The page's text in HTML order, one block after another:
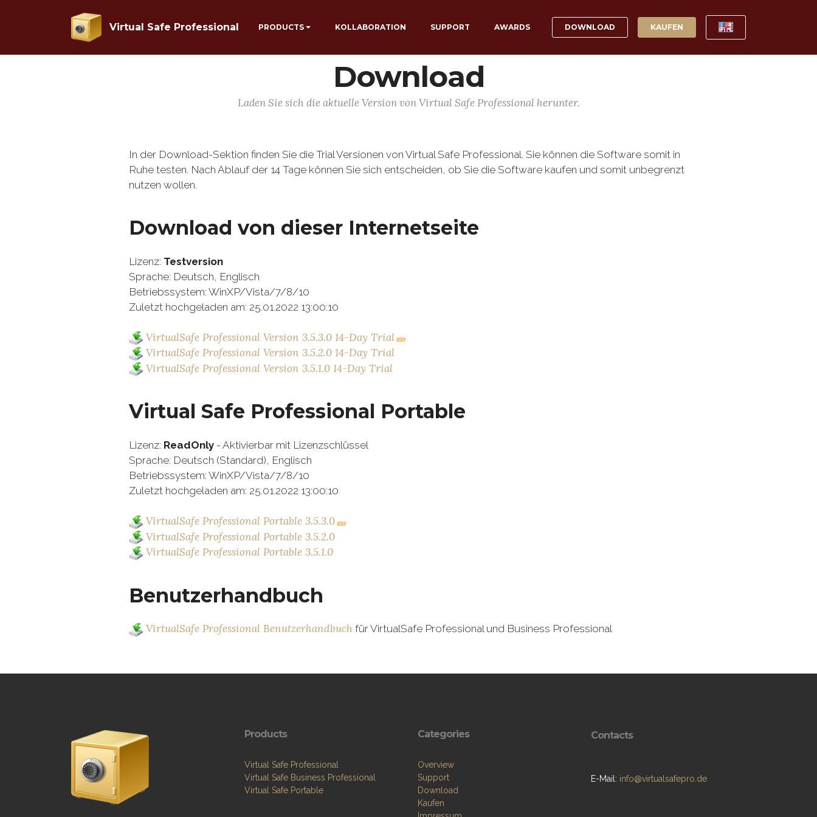
Virtual Safe Professional PRODUCTS KOLLABORATION SUPPORT AWARDS DOWNLOAD KAUFEN
Download
Laden Sie sich die aktuelle Version von Virtual Safe Professional herunter.
In der Download-Sektion finden Sie die Trial Versionen von Virtual Safe Professional. Sie können die Software somit in
Ruhe testen. Nach Ablauf der 14 Tage können Sie sich entscheiden, ob Sie die Software kaufen und somit unbegrenzt
nutzen wollen.
Download von dieser Internetseite
Lizenz: Testversion
Sprache: Deutsch, Englisch
Betriebssystem: WinXP/Vista/7/8/10
Zuletzt hochgeladen am: 25.01.2022 13:00:10
VirtualSafe Professional Version 3.5.3.0 14-Day Trial
VirtualSafe Professional Version 3.5.2.0 14-Day Trial
VirtualSafe Professional Version 3.5.1.0 14-Day Trial
Virtual Safe Professional Portable
Lizenz: ReadOnly- Aktivierbar mit Lizenzschlüssel
Sprache: Deutsch (Standard), Englisch
Betriebssystem: WinXP/Vista/7/8/10
Zuletzt hochgeladen am: 25.01.2022 13:00:10
VirtualSafe Professional Portable 3.5.3.0
VirtualSafe Professional Portable 3.5.2.0
VirtualSafe Professional Portable 3.5.1.0
Benutzerhandbuch
VirtualSafe Professional Benutzerhandbuchfür VirtualSafe Professional und Business Professional
Products
Virtual Safe Professional
Virtual Safe Business Professional
Virtual Safe Portable
Categories
Overview
Support
Download
Kaufen
Contacts
E-Mail: info@virtualsafepro.de